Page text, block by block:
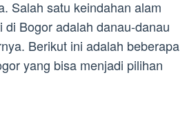
Salah satu keindahan alam
di Bogor adalah danau-danau
Berikut ini adalah beberapa
yang bisa menjadi pilihan